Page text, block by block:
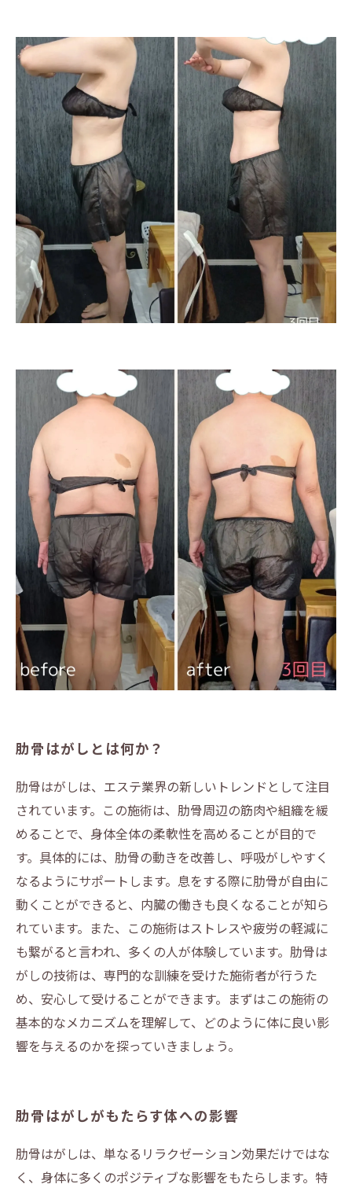
肋骨はがしとは何か？
肋骨はがしは、エステ業界の新しいトレンドとして注目
されています。この施術は、肋骨周辺の筋肉や組織を緩
めることで、身体全体の柔軟性を高めることが目的で
す。具体的には、肋骨の動きを改善し、呼吸がしやすく
なるようにサポートします。息をする際に肋骨が自由に
動くことができると、内臓の働きも良くなることが知ら
れています。また、この施術はストレスや疲労の軽減に
も繋がると言われ、多くの人が体験しています。肋骨は
がしの技術は、専門的な訓練を受けた施術者が行うた
め、安心して受けることができます。まずはこの施術の
基本的なメカニズムを理解して、どのように体に良い影
響を与えるのかを探っていきましょう。
肋骨はがしがもたらす体への影響
肋骨はがしは、単なるリラクゼーション効果だけではな
く、身体に多くのポジティブな影響をもたらします。特